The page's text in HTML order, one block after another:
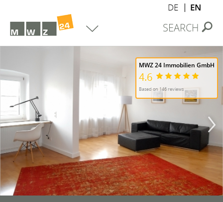
SEARCH
DE EN
MWZ 24 Immobilien GmbH
4.6
Based on 146 reviews